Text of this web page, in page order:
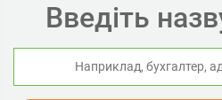
Введіть